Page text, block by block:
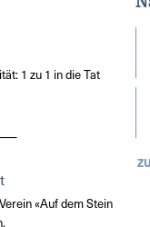
1 zu 1 in die Tat
«Auf dem Stein